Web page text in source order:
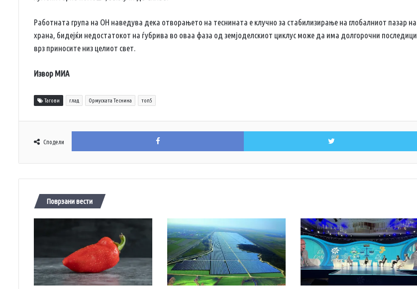
Работната група на ОН наведува дека отворањето на теснината е клучно за стабилизирање на глобалниот пазар на
храна, бидејќи недостатокот на ѓубрива во оваа фаза од земјоделскиот циклус може да има долгорочни последици
врз приносите низ целиот свет.
Извор МИА
Тагови глад Ормуската Теснина топ5
Сподели
Facebook
Поврзани вести